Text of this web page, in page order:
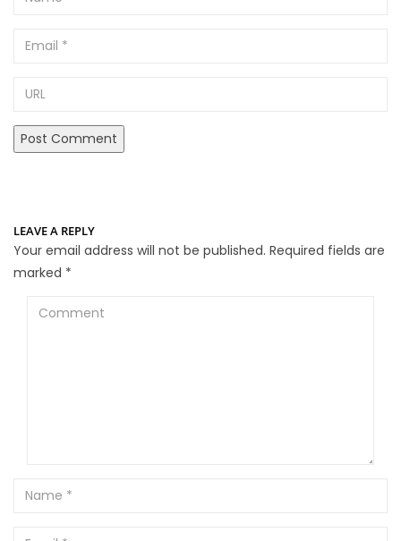
Email
LEAVE A REPLY
Your email address will not be published. Required fields are
marked *
Comment
Name
Email